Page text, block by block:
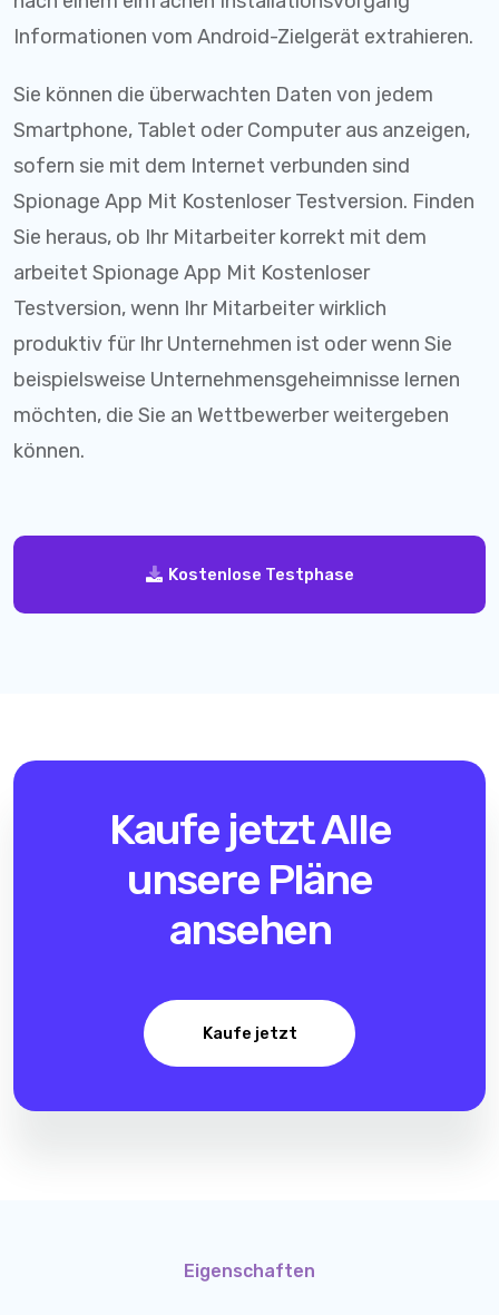
Informationen vom Android-Zielgerät extrahieren.
Sie können die überwachten Daten von jedem
Smartphone, Tablet oder Computer aus anzeigen,
sofern sie mit dem Internet verbunden sind
Spionage App Mit Kostenloser Testversion. Finden
Sie heraus, ob Ihr Mitarbeiter korrekt mit dem
arbeitet Spionage App Mit Kostenloser
Testversion, wenn Ihr Mitarbeiter wirklich
produktiv für Ihr Unternehmen ist oder wenn Sie
beispielsweise Unternehmensgeheimnisse lernen
möchten, die Sie an Wettbewerber weitergeben
können.
Kostenlose Testphase
Kaufe jetztAlle
unsere Pläne
ansehen
Kaufe jetzt
Eigenschaften